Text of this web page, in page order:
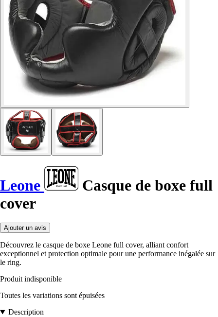
Leone
Casque de boxe full
cover
Ajouter un avis
Découvrez le casque de boxe Leone full cover, alliant confort
exceptionnel et protection optimale pour une performance inégalée sur
le ring.
Produit indisponible
Toutes les variations sont épuisées
Description